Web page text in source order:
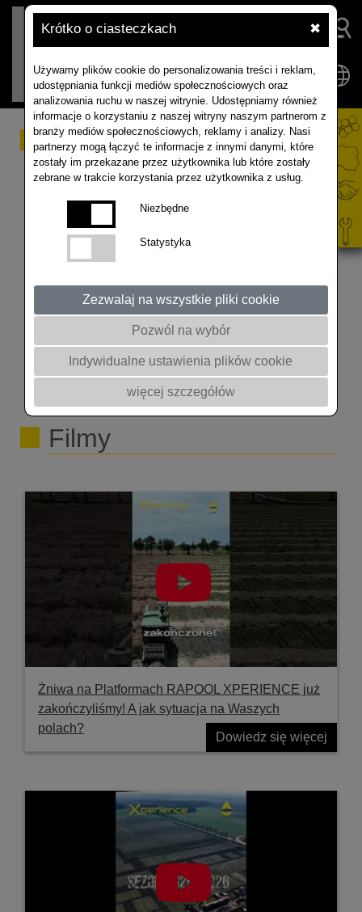
Krótko o ciasteczkach ✖
Używamy plików cookie do personalizowania treści i reklam,
udostępniania funkcji mediów społecznościowych oraz
analizowania ruchu w naszej witrynie. Udostępniamy również
informacje o korzystaniu z naszej witryny naszym partnerom z
branży mediów społecznościowych, reklamy i analizy. Nasi
partnerzy mogą łączyć te informacje z innymi danymi, które
zostały im przekazane przez użytkownika lub które zostały
zebrane w trakcie korzystania przez użytkownika z usług.
Niezbędne
Statystyka
Zezwalaj na wszystkie pliki cookie
Pozwól na wybór
Indywidualne ustawienia plików cookie
więcej szczegółów
#25 ‐ POLE ROZMÓW
podcast o uprawie
rzepaku... i nie tylko
Artur Kozera manager produktu i marketingu
Chemii Rolnej i Środowiskowej Marzeną
Brodowską z Uniwersytetu Przyrodniczego w
Lublinie nt Materii organicznej w glebie.
Zapraszamy do wysłuchania! Nagranie zostało
zrealizowane w TOK JOB Studio w Gminnej
Bibliotece Publicznej w Mieścisku.
@rapoolpolska7302 @akademiarzepaku5409
#rolnictwo #wiosna #szkodniki #podcast
Filmy
Żniwa na Platformach RAPOOL XPERIENCE już
zakończyliśmy! A jak sytuacja na Waszych
polach?
Dowiedz się więcej